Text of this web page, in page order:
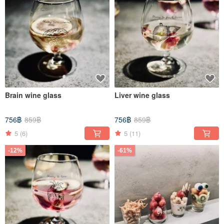
Brain wine glass
756฿ 859฿
5 (6)
Liver wine glass
756฿ 859฿
5 (11)
-12% -61%